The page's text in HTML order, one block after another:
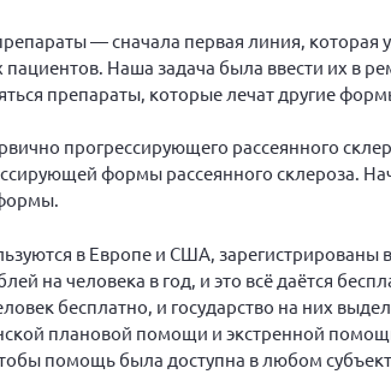
— сначала первая линия, которая
Наша задача была ввести их в
препараты, которые лечат другие
прогрессирующего рассеянного
формы рассеянного склероза.
в Европе и США,
на человека в год, и это всё даётся
бесплатно, и государство на них
плановой помощи и экстренной
помощь была доступна в любом